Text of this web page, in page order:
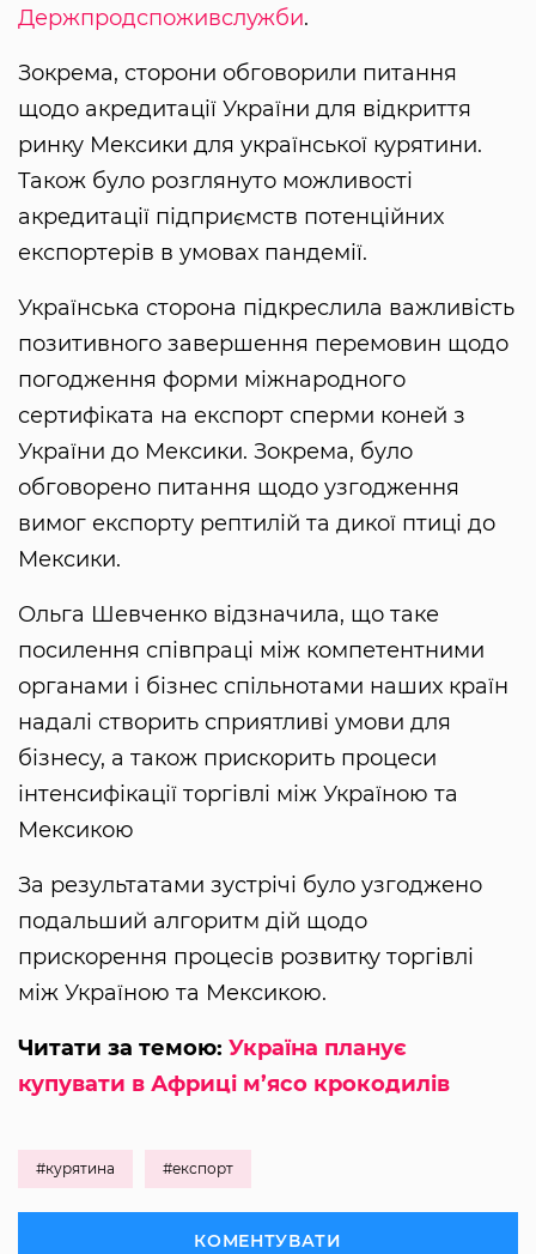
Держпродспоживслужби.
Зокрема, сторони обговорили питання
щодо акредитації України для відкриття
ринку Мексики для української курятини.
Також було розглянуто можливості
акредитації підприємств потенційних
експортерів в умовах пандемії.
Українська сторона підкреслила важливість
позитивного завершення перемовин щодо
погодження форми міжнародного
сертифіката на експорт сперми коней з
України до Мексики. Зокрема, було
обговорено питання щодо узгодження
вимог експорту рептилій та дикої птиці до
Мексики.
Ольга Шевченко відзначила, що таке
посилення співпраці між компетентними
органами і бізнес спільнотами наших країн
надалі створить сприятливі умови для
бізнесу, а також прискорить процеси
інтенсифікації торгівлі між Україною та
Мексикою
За результатами зустрічі було узгоджено
подальший алгоритм дій щодо
прискорення процесів розвитку торгівлі
між Україною та Мексикою.
Читати за темою: Україна планує
купувати в Африці м’ясо крокодилів
#курятина #експорт
КОМЕНТУВАТИ